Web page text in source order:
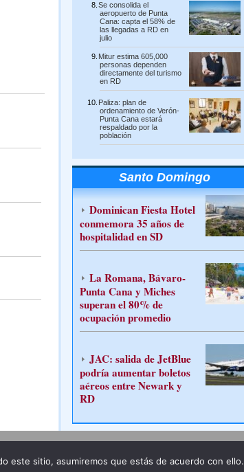
Se consolida el
aeropuerto de Punta
Cana: capta el 58% de
las llegadas a RD en
julio
Mitur estima 605,000
personas dependen
directamente del turismo
en RD
Paliza: plan de
ordenamiento de Verón-
Punta Cana estará
respaldado por la
población
Santo Domingo
Dominican Fiesta Hotel
conmemora 35 años de
hospitalidad en SD
La Romana, Bávaro-
Punta Cana y Miches
superan el 80% de
ocupación promedio
JAC: salida de JetBlue
podría aumentar boletos
aéreos entre Newark y
RD
este sitio, asumiremos que estás de acuerdo con ello.